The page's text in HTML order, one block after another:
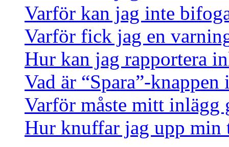
Varför kan jag inte
Varför fick jag en
Hur kan jag rapportera
Vad är “Spara”-
Varför måste mitt inlägg
Hur knuffar jag upp min